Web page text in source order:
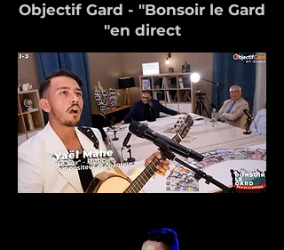
Objectif Gard - "Bonsoir le Gard
"en direct